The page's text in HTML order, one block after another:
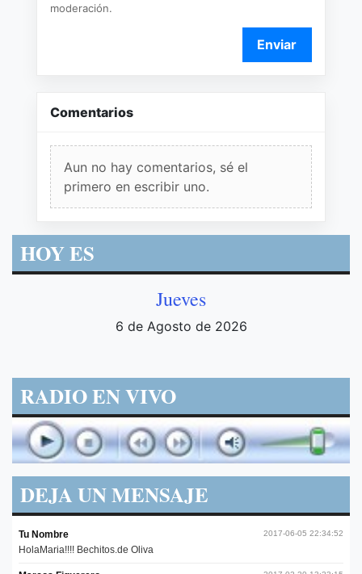
moderación.
Enviar
Comentarios
Aun no hay comentarios, sé el
primero en escribir uno.
HOY ES
Jueves
6 de Agosto de 2026
RADIO EN VIVO
DEJA UN MENSAJE